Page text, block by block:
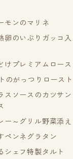
モンのマリネ
卵のいぶりガッコ
けプレミアムロー
のがっつりロース
スソースのカツサ
ー～グリル野菜添え
ペンネグラタン
シェフ特製タルト